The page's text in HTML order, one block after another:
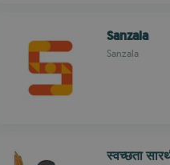
Sanzala
Sanzala
स्वच्छता